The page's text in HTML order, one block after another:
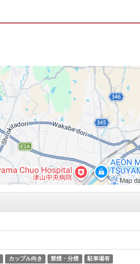
カップル向き 禁煙・分煙 駐車場有